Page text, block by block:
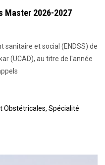
Master 2026-2027
sanitaire et social (ENDSS) de
(UCAD), au titre de l'année
Obstétricales, Spécialité